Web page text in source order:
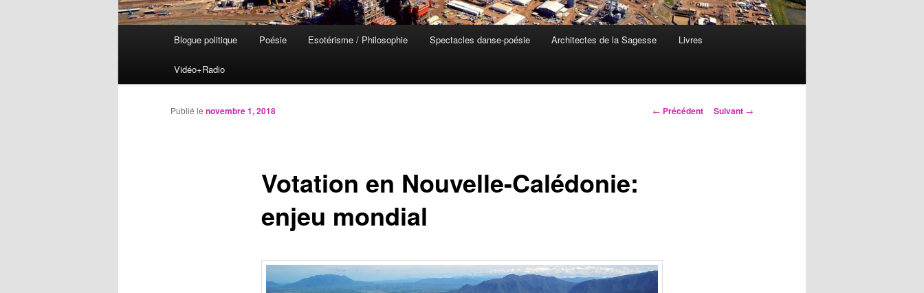
Aller
au
contenu
Blogue politique Poésie Esotérisme / Philosophie Spectacles danse-poésie Architectes de la Sagesse Livres
Vidéo+Radio
Navigation
← Précédent Suivant →
Votation en Nouvelle-Calédonie:
enjeu mondial
Publié le novembre 1, 2018